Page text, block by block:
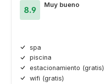
8.9
Muy bueno
spa
piscina
estacionamiento (gratis)
wifi (gratis)